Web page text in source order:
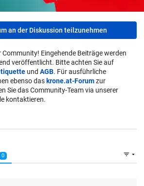
an der Diskussion teilzunehmen
Community! Eingehende Beiträge werden
veröffentlicht. Bitte achten Sie auf
und AGB. Für ausführliche
ebenso das krone.at-Forumzur
Sie das Community-Team via unserer
kontaktieren.